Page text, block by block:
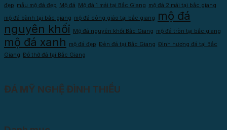
đẹp mẫu mộ đá đẹp Mộ đá Mộ đá 1 mái tại Bắc Giang mộ đá 2 mái tại bắc giang
mộ đá bành tại bắc giang mộ đá công giáo tại bắc giang
mộ đá
nguyên khối
Mộ đá nguyên khối Bắc Giang mộ đá tròn tại bắc giang
mộ đá xanh mộ đá đẹp Đèn đá tại Bắc Giang Đỉnh hương đá tại Bắc
Giang Đồ thờ đá tại Bắc Giang
ĐÁ MỸ NGHỆ ĐÌNH THIỀU